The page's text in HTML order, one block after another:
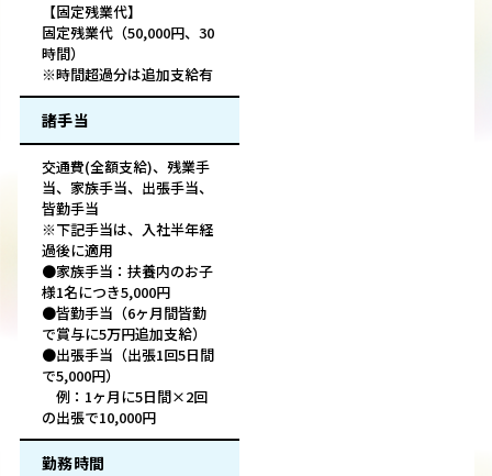
【固定残業代】
固定残業代（50,000円、30
時間）
※時間超過分は追加支給有
諸手当
交通費(全額支給)、残業手
当、家族手当、出張手当、
皆勤手当
※下記手当は、入社半年経
過後に適用
●家族手当：扶養内のお子
様1名につき5,000円
●皆勤手当（6ヶ月間皆勤
で賞与に5万円追加支給）
●出張手当（出張1回5日間
で5,000円）
例：1ヶ月に5日間×2回
の出張で10,000円
勤務時間